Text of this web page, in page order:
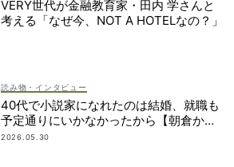
VERY世代が金融教育家・田内 学さんと
考える「なぜ今、NOT A HOTELなの？」
読み物・インタビュー
40代で小説家になれたのは結婚、就職も
予定通りにいかなかったから【朝倉かす
みさん】
2026.05.30